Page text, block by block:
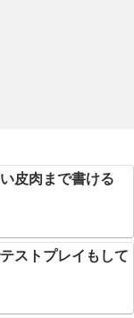
皮肉まで書ける
ストプレイもして